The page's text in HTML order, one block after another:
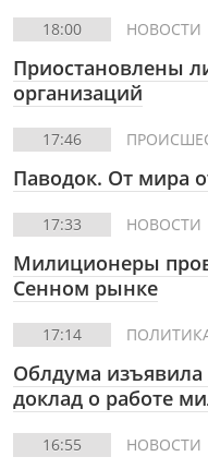
18:00 НОВОСТИ
Приостановлены
организаций
17:46
Паводок. От мира
17:33 НОВОСТИ
Милиционеры
Сенном рынке
17:14
Облдума
доклад о работе
16:55 НОВОСТИ